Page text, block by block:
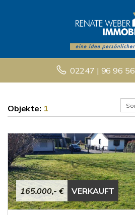
02247 | 96 96 56
Objekte: 1
165.000,- € VERKAUFT